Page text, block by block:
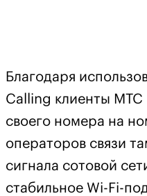
Благодаря
Calling клиенты МТС
своего номера на
операторов связи
сигнала сотовой
стабильное Wi-Fi-